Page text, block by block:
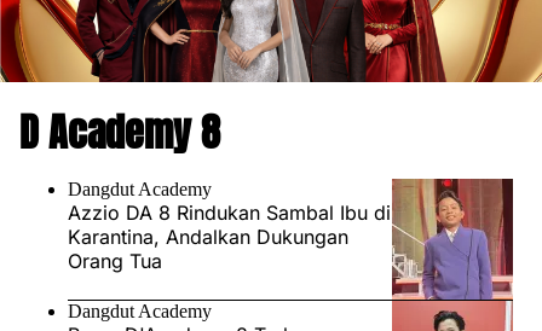
D Academy 8
Dangdut Academy
Azzio DA 8 Rindukan Sambal Ibu di
Karantina, Andalkan Dukungan
Orang Tua
Dangdut Academy